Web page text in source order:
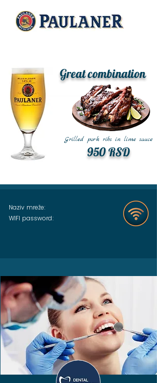
Great combination
950 RSD
Grilled pork ribs in lime sauce
Naziv mreže:
WIFI password: